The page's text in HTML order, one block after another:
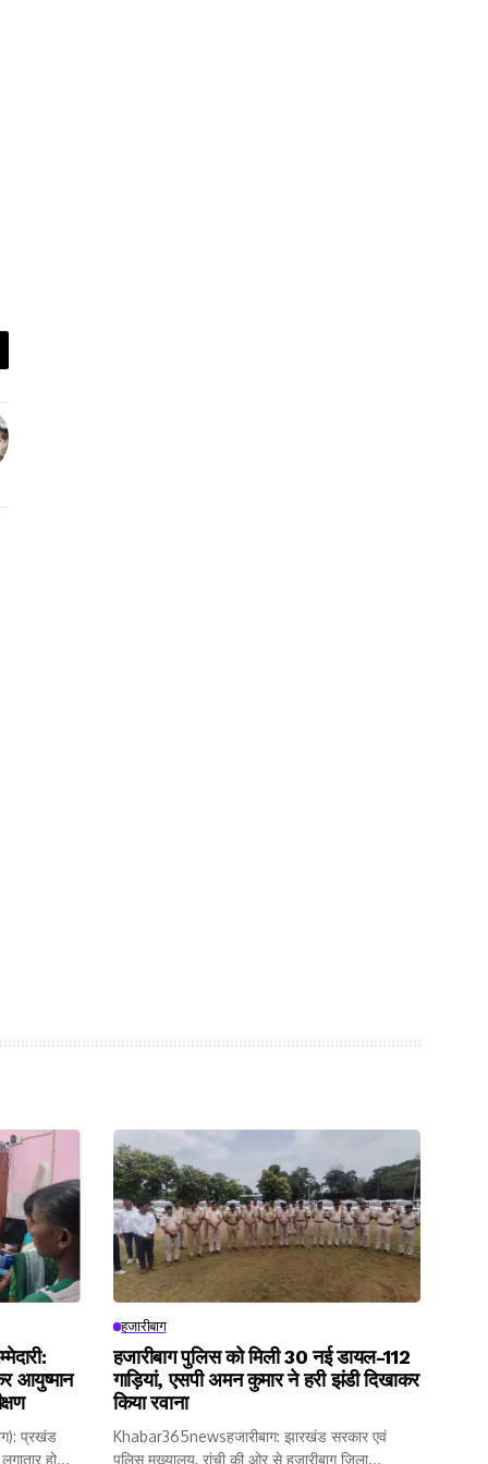
आयुष्मान
प्रखंड
हो...
हजारीबाग
हजारीबाग पुलिस को मिली 30 नई डायल-112
गाड़ियां, एसपी अमन कुमार ने हरी झंडी दिखाकर
किया रवाना
Khabar365newsहजारीबाग: झारखंड सरकार एवं
पुलिस मुख्यालय, रांची की ओर से हजारीबाग जिला...